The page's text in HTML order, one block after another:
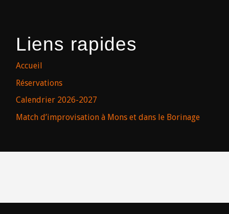
Liens rapides
Accueil
Réservations
Calendrier 2026-2027
Match d’improvisation à Mons et dans le Borinage